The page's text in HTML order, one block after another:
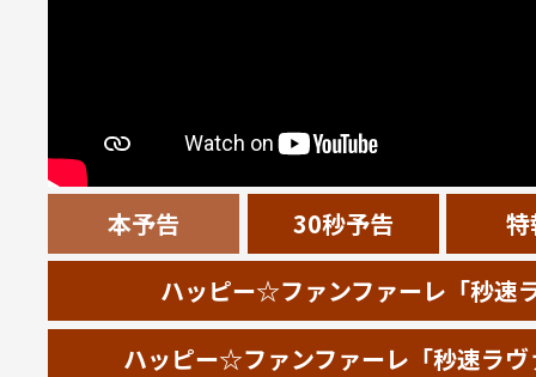
本予告 30秒予告
ハッピー☆ファンファーレ「秒
ハッピー☆ファンファーレ「秒速ラ